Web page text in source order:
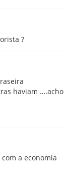
?
haviam ….acho
a economia